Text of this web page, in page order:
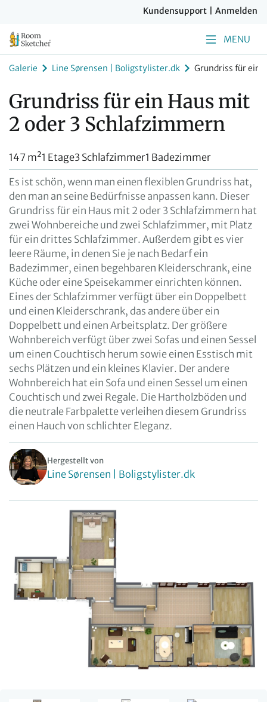
Kundensupport Anmelden
MENU
Galerie Line Sørensen | Boligstylister.dk Grundriss für ein
Grundriss für ein Haus mit
2 oder 3 Schlafzimmern
147 m²1 Etage3 Schlafzimmer1 Badezimmer
Es ist schön, wenn man einen flexiblen Grundriss hat,
den man an seine Bedürfnisse anpassen kann. Dieser
Grundriss für ein Haus mit 2 oder 3 Schlafzimmern hat
zwei Wohnbereiche und zwei Schlafzimmer, mit Platz
für ein drittes Schlafzimmer. Außerdem gibt es vier
leere Räume, in denen Sie je nach Bedarf ein
Badezimmer, einen begehbaren Kleiderschrank, eine
Küche oder eine Speisekammer einrichten können.
Eines der Schlafzimmer verfügt über ein Doppelbett
und einen Kleiderschrank, das andere über ein
Doppelbett und einen Arbeitsplatz. Der größere
Wohnbereich verfügt über zwei Sofas und einen Sessel
um einen Couchtisch herum sowie einen Esstisch mit
sechs Plätzen und ein kleines Klavier. Der andere
Wohnbereich hat ein Sofa und einen Sessel um einen
Couchtisch und zwei Regale. Die Hartholzböden und
die neutrale Farbpalette verleihen diesem Grundriss
einen Hauch von schlichter Eleganz.
Hergestellt von
Line Sørensen | Boligstylister.dk